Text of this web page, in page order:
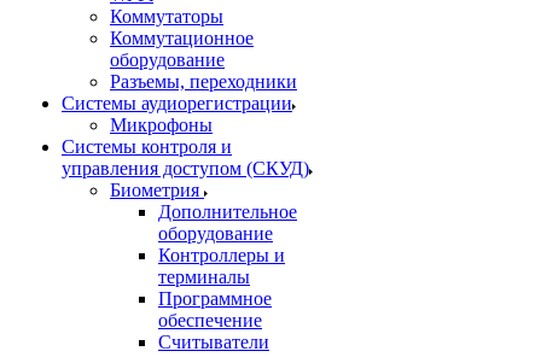
Коммутаторы
Коммутационное
оборудование
Разъемы, переходники
Системы аудиорегистрации
Микрофоны
Системы контроля и
управления доступом (СКУД)
Биометрия
Дополнительное
оборудование
Контроллеры и
терминалы
Программное
обеспечение
Считыватели